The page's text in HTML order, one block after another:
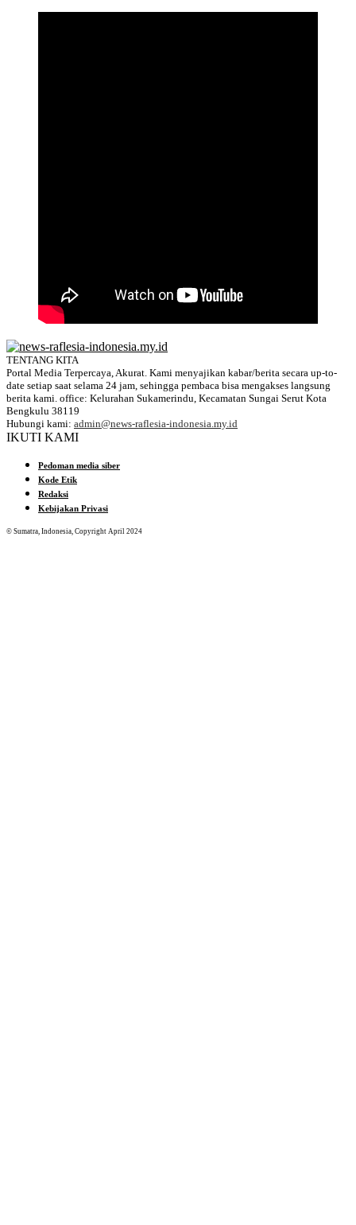
TENTANG KITA
Portal Media Terpercaya, Akurat. Kami menyajikan kabar/berita secara up-to-
date setiap saat selama 24 jam, sehingga pembaca bisa mengakses langsung
berita kami. office: Kelurahan Sukamerindu, Kecamatan Sungai Serut Kota
Bengkulu 38119
Hubungi kami: admin@news-raflesia-indonesia.my.id
IKUTI KAMI
Pedoman media siber
Kode Etik
Redaksi
Kebijakan Privasi
© Sumatra, Indonesia, Copyright April 2024